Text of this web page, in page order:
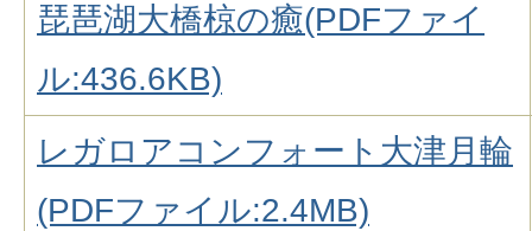
琵琶湖大橋椋の癒(PDFファイ
ル:436.6KB)
レガロアコンフォート大津月輪
(PDFファイル:2.4MB)